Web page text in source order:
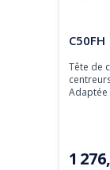
Tête
C50FH
Tête de
Adaptée
1